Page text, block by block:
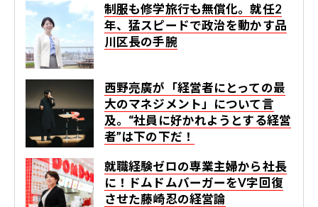
制服も修学旅行も無償化。就任2
年、猛スピードで政治を動かす品
川区長の手腕
西野亮廣が「経営者にとっての最
大のマネジメント」について言
及。“社員に好かれようとする経営
者”は下の下だ！
就職経験ゼロの専業主婦から社長
に！ドムドムバーガーをV字回復
させた藤崎忍の経営論